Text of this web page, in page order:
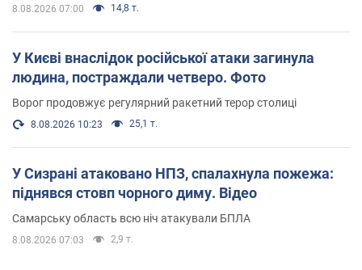
8.08.2026 07:00 14,8 т.
У Києві внаслідок російської атаки загинула
людина, постраждали четверо. Фото
Ворог продовжує регулярний ракетний терор столиці
8.08.2026 10:23 25,1 т.
У Сизрані атаковано НПЗ, спалахнула пожежа:
піднявся стовп чорного диму. Відео
Самарську область всю ніч атакували БПЛА
8.08.2026 07:03 2,9 т.